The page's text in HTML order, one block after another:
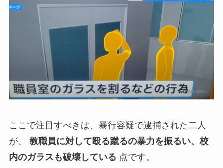
ここで注目すべきは、暴行容疑で逮捕された二人
が、 教職員に対して殴る蹴るの暴力を振るい、校
内のガラスも破壊している 点です。